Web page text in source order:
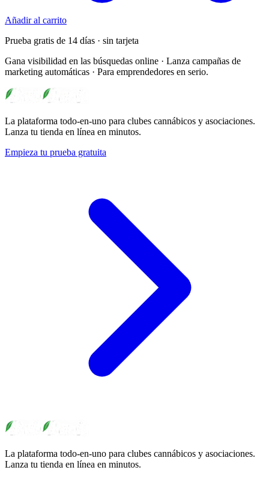
Añadir al carrito
Prueba gratis de 14 días · sin tarjeta
Gana visibilidad en las búsquedas online · Lanza campañas de
marketing automáticas · Para emprendedores en serio.
La plataforma todo-en-uno para clubes cannábicos y asociaciones.
Lanza tu tienda en línea en minutos.
Empieza tu prueba gratuita
La plataforma todo-en-uno para clubes cannábicos y asociaciones.
Lanza tu tienda en línea en minutos.